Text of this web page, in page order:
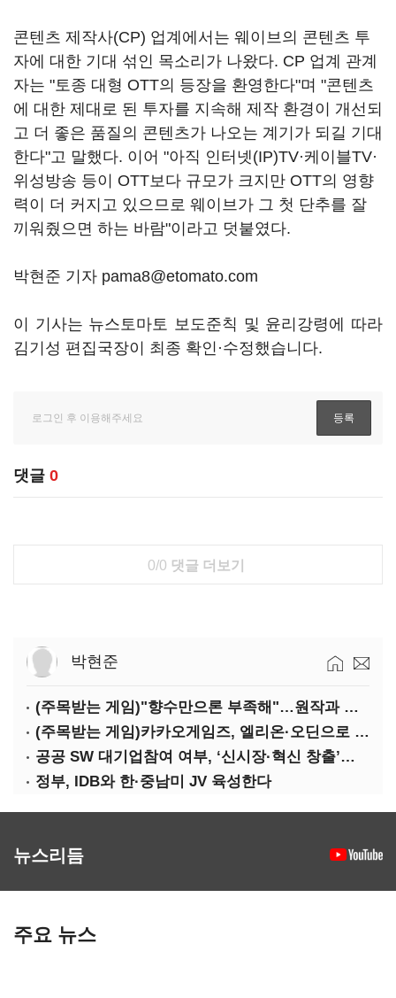
콘텐츠 제작사(CP) 업계에서는 웨이브의 콘텐츠 투
자에 대한 기대 섞인 목소리가 나왔다. CP 업계 관계
자는 "토종 대형 OTT의 등장을 환영한다"며 "콘텐츠
에 대한 제대로 된 투자를 지속해 제작 환경이 개선되
고 더 좋은 품질의 콘텐츠가 나오는 계기가 되길 기대
한다"고 말했다. 이어 "아직 인터넷(IP)TV·케이블TV·
위성방송 등이 OTT보다 규모가 크지만 OTT의 영향
력이 더 커지고 있으므로 웨이브가 그 첫 단추를 잘
끼워줬으면 하는 바람"이라고 덧붙였다.
박현준 기자 pama8@etomato.com
이 기사는 뉴스토마토 보도준칙 및 윤리강령에 따라
김기성 편집국장이 최종 확인·수정했습니다.
댓글 0
0/0 댓글 더보기
박현준
(주목받는 게임)"향수만으론 부족해"…원작과 차별화 성공한 '리니지M'
(주목받는 게임)카카오게임즈, 엘리온·오딘으로 MMORPG 투트랙 공세
공공 SW 대기업참여 여부, ‘신시장·혁신 창출’도 평가한다
정부, IDB와 한·중남미 JV 육성한다
뉴스리듬
주요 뉴스